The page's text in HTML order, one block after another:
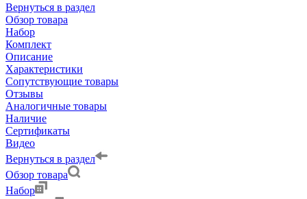
Вернуться в раздел
Обзор товара
Набор
Комплект
Описание
Характеристики
Сопутствующие товары
Отзывы
Аналогичные товары
Наличие
Сертификаты
Видео
Вернуться в раздел
Обзор товара
Набор